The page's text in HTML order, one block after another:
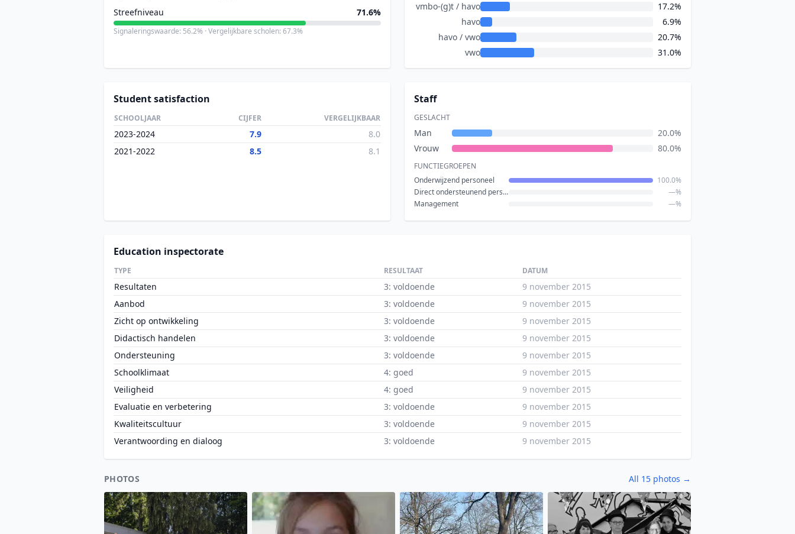
Streefniveau 71.6%
Signaleringswaarde: 56.2% · Vergelijkbare scholen: 67.3%
vmbo-(g)t / havo
17.2%
havo
6.9%
havo / vwo
20.7%
vwo
31.0%
Student satisfaction
SCHOOLJAAR CIJFER VERGELIJKBAAR
2023-2024 7.9
8.0
2021-2022
8.5 8.1
Staff
GESLACHT
Man
20.0%
Vrouw
80.0%
FUNCTIEGROEPEN
Onderwijzend personeel
100.0%
Direct ondersteunend personeel
—%
Management
—%
Education inspectorate
TYPE RESULTAAT DATUM
Resultaten 3: voldoende
9 november 2015
Aanbod
3: voldoende
9 november 2015
Zicht op ontwikkeling
3: voldoende
9 november 2015
Didactisch handelen
3: voldoende
9 november 2015
Ondersteuning
3: voldoende
9 november 2015
Schoolklimaat
4: goed
9 november 2015
Veiligheid
4: goed
9 november 2015
Evaluatie en verbetering
3: voldoende
9 november 2015
Kwaliteitscultuur
3: voldoende
9 november 2015
Verantwoording en dialoog
3: voldoende 9 november 2015
PHOTOS All 15 photos →